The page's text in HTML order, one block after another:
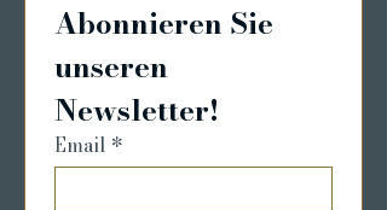
Abonnieren Sie
unseren
Newsletter!
Email *